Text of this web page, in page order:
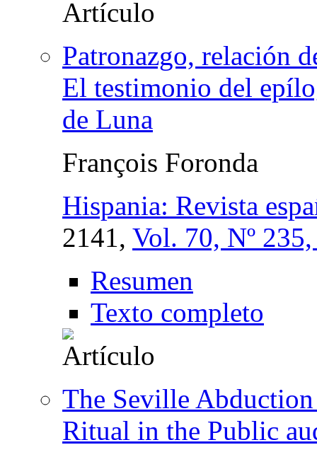
Patronazgo, relación
El testimonio del
de Luna
François Foronda
Hispania: Revista
2141, Vol. 70, Nº
Resumen
Texto completo
The Seville
Ritual in the Public